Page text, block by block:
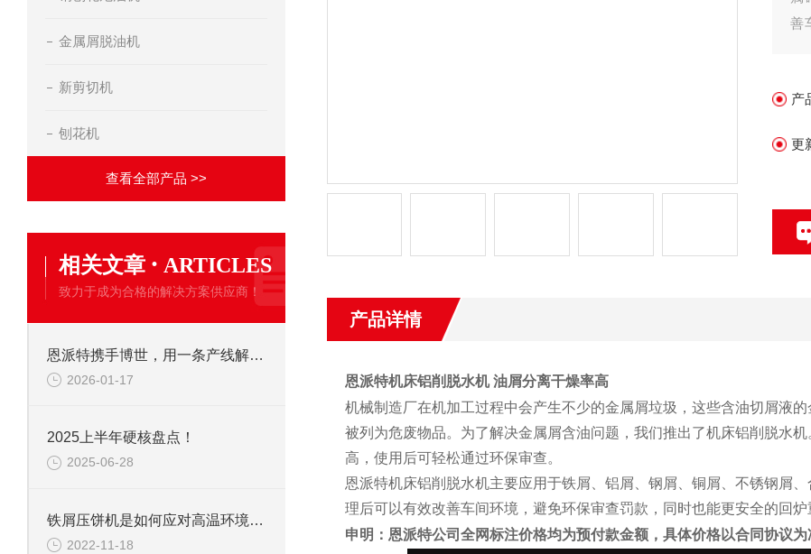
金属屑脱油机
新剪切机
刨花机
查看全部产品 >>
相关文章 · ARTICLES
致力于成为合格的解决方案供应商！
恩派特携手博世，用一条产线解决环保+成本两大难题！
2026-01-17
2025上半年硬核盘点！
2025-06-28
铁屑压饼机是如何应对高温环境的？
2022-11-18
善
产
更
产品详情
恩派特机床铝削脱水机 油屑分离干燥率高
机械制造厂在机加工过程中会产生不少的金属屑垃圾，这些含油切屑液
被列为危废物品。为了解决金属屑含油问题，我们推出了机床铝削脱水
高，使用后可轻松通过环保审查。
恩派特机床铝削脱水机主要应用于铁屑、铝屑、钢屑、铜屑、不锈钢屑
理后可以有效改善车间环境，避免环保审查罚款，同时也能更安全的回炉
申明：恩派特公司全网标注价格均为预付款金额，具体价格以合同协议为